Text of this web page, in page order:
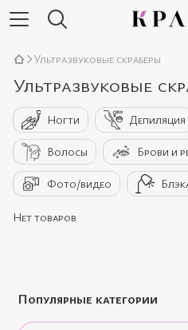
Ультразвуковые скраберы
Ультразвуковые
Ногти Депиляция
Волосы Брови и
Фото/видео
Нет товаров
Популярные категории